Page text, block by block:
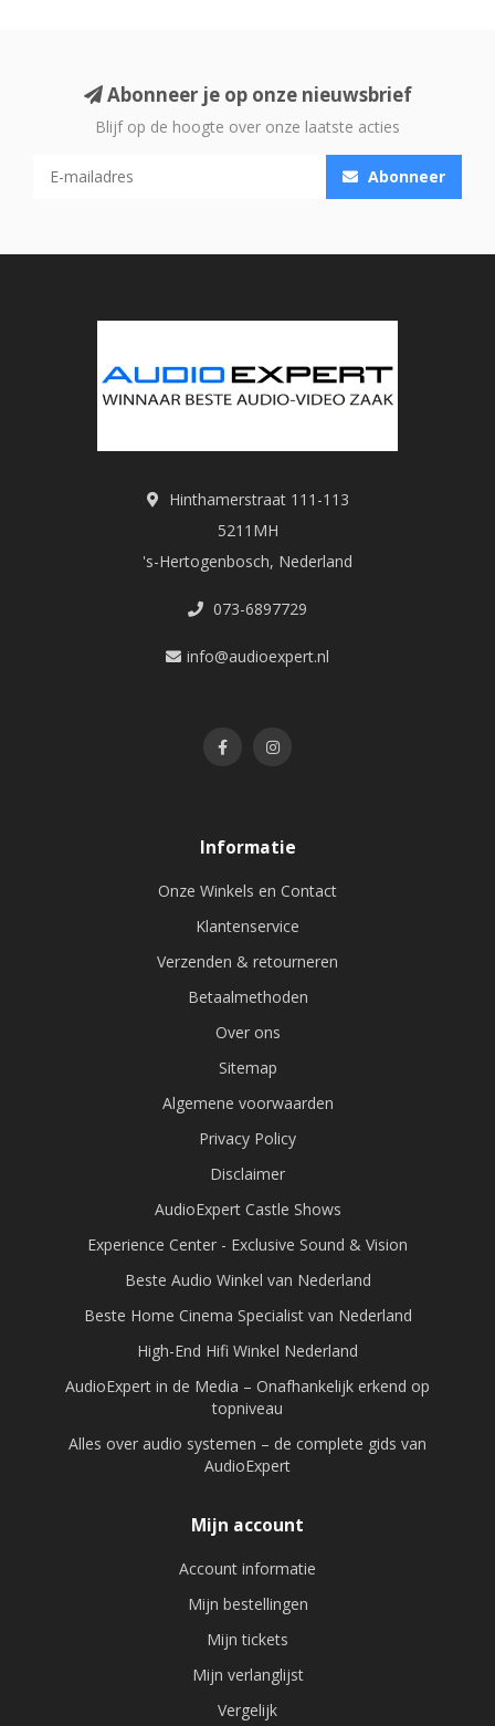
Abonneer je op onze nieuwsbrief
Blijf op de hoogte over onze laatste acties
Abonneer
Hinthamerstraat 111-113
5211MH
's-Hertogenbosch, Nederland
073-6897729
info@audioexpert.nl
Informatie
Onze Winkels en Contact
Klantenservice
Verzenden & retourneren
Betaalmethoden
Over ons
Sitemap
Algemene voorwaarden
Privacy Policy
Disclaimer
AudioExpert Castle Shows
Experience Center - Exclusive Sound & Vision
Beste Audio Winkel van Nederland
Beste Home Cinema Specialist van Nederland
High-End Hifi Winkel Nederland
AudioExpert in de Media – Onafhankelijk erkend op
topniveau
Alles over audio systemen – de complete gids van
AudioExpert
Mijn account
Account informatie
Mijn bestellingen
Mijn tickets
Mijn verlanglijst
Vergelijk